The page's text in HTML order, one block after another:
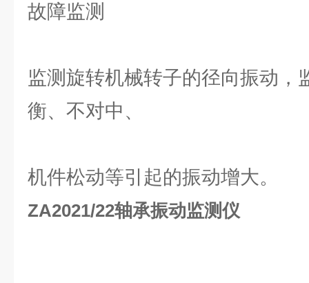
故障监测
监测旋转机械转子的径向振动，
衡、不对中、
机件松动等引起的振动增大。
ZA2021/22轴承振动监测仪